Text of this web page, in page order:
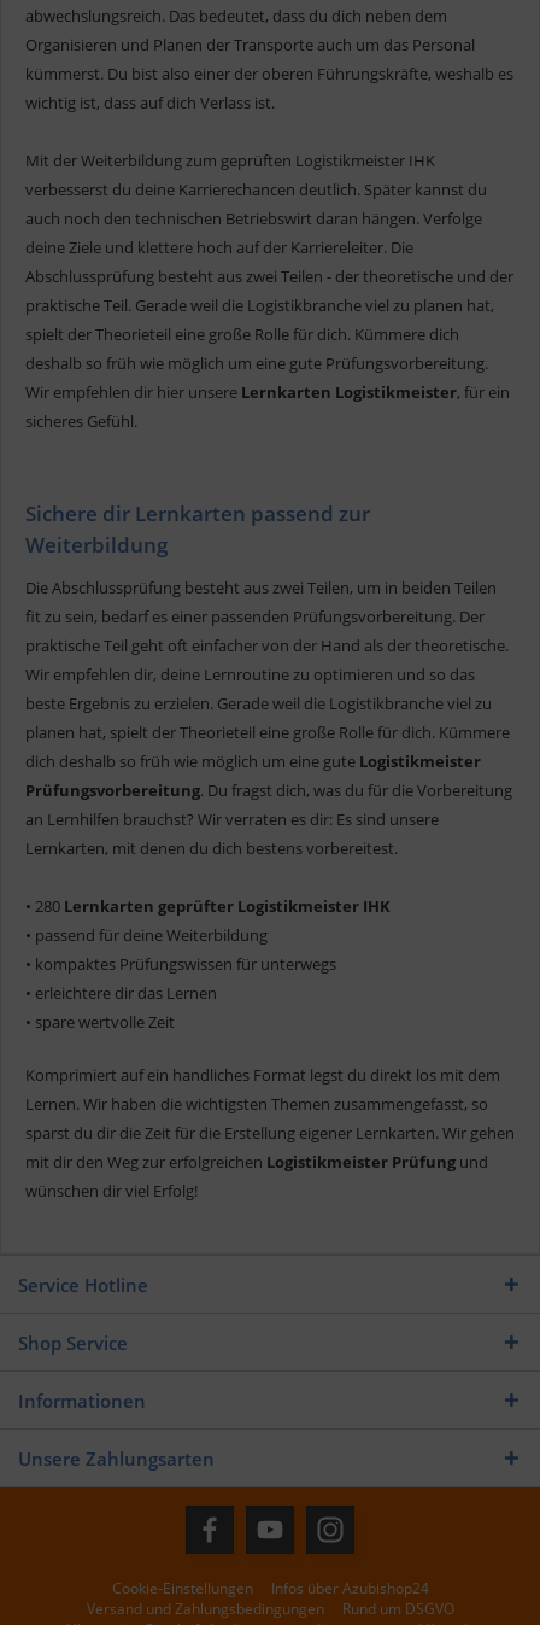
abwechslungsreich. Das bedeutet, dass du dich neben dem
Organisieren und Planen der Transporte auch um das Personal
kümmerst. Du bist also einer der oberen Führungskräfte, weshalb es
wichtig ist, dass auf dich Verlass ist.
Mit der Weiterbildung zum geprüften Logistikmeister IHK
verbesserst du deine Karrierechancen deutlich. Später kannst du
auch noch den technischen Betriebswirt daran hängen. Verfolge
deine Ziele und klettere hoch auf der Karriereleiter. Die
Abschlussprüfung besteht aus zwei Teilen - der theoretische und der
praktische Teil. Gerade weil die Logistikbranche viel zu planen hat,
spielt der Theorieteil eine große Rolle für dich. Kümmere dich
deshalb so früh wie möglich um eine gute Prüfungsvorbereitung.
Wir empfehlen dir hier unsere Lernkarten Logistikmeister, für ein
sicheres Gefühl.
Sichere dir Lernkarten passend zur
Weiterbildung
Die Abschlussprüfung besteht aus zwei Teilen, um in beiden Teilen
fit zu sein, bedarf es einer passenden Prüfungsvorbereitung. Der
praktische Teil geht oft einfacher von der Hand als der theoretische.
Wir empfehlen dir, deine Lernroutine zu optimieren und so das
beste Ergebnis zu erzielen. Gerade weil die Logistikbranche viel zu
planen hat, spielt der Theorieteil eine große Rolle für dich. Kümmere
dich deshalb so früh wie möglich um eine gute Logistikmeister
Prüfungsvorbereitung. Du fragst dich, was du für die Vorbereitung
an Lernhilfen brauchst? Wir verraten es dir: Es sind unsere
Lernkarten, mit denen du dich bestens vorbereitest.
• 280 Lernkarten geprüfter Logistikmeister IHK
• passend für deine Weiterbildung
• kompaktes Prüfungswissen für unterwegs
• erleichtere dir das Lernen
• spare wertvolle Zeit
Komprimiert auf ein handliches Format legst du direkt los mit dem
Lernen. Wir haben die wichtigsten Themen zusammengefasst, so
sparst du dir die Zeit für die Erstellung eigener Lernkarten. Wir gehen
mit dir den Weg zur erfolgreichen Logistikmeister Prüfung und
wünschen dir viel Erfolg!
Service Hotline
Shop Service
Informationen
Unsere Zahlungsarten
Cookie-Einstellungen
Infos über Azubishop24
Versand und Zahlungsbedingungen
Rund um DSGVO